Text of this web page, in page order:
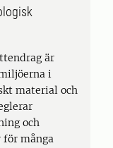
är
i
material och
och
många